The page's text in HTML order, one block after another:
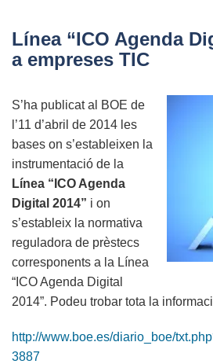
Línea “ICO Agenda
a empreses TIC
S’ha publicat al BOE de
l’11 d’abril de 2014 les
bases on s’estableixen la
instrumentació de la
Línea “ICO Agenda
Digital 2014” i on
s’estableix la normativa
reguladora de prèstecs
corresponents a la Línea
“ICO Agenda Digital
2014”. Podeu trobar tota la
http://www.boe.es/diario_boe/
3887